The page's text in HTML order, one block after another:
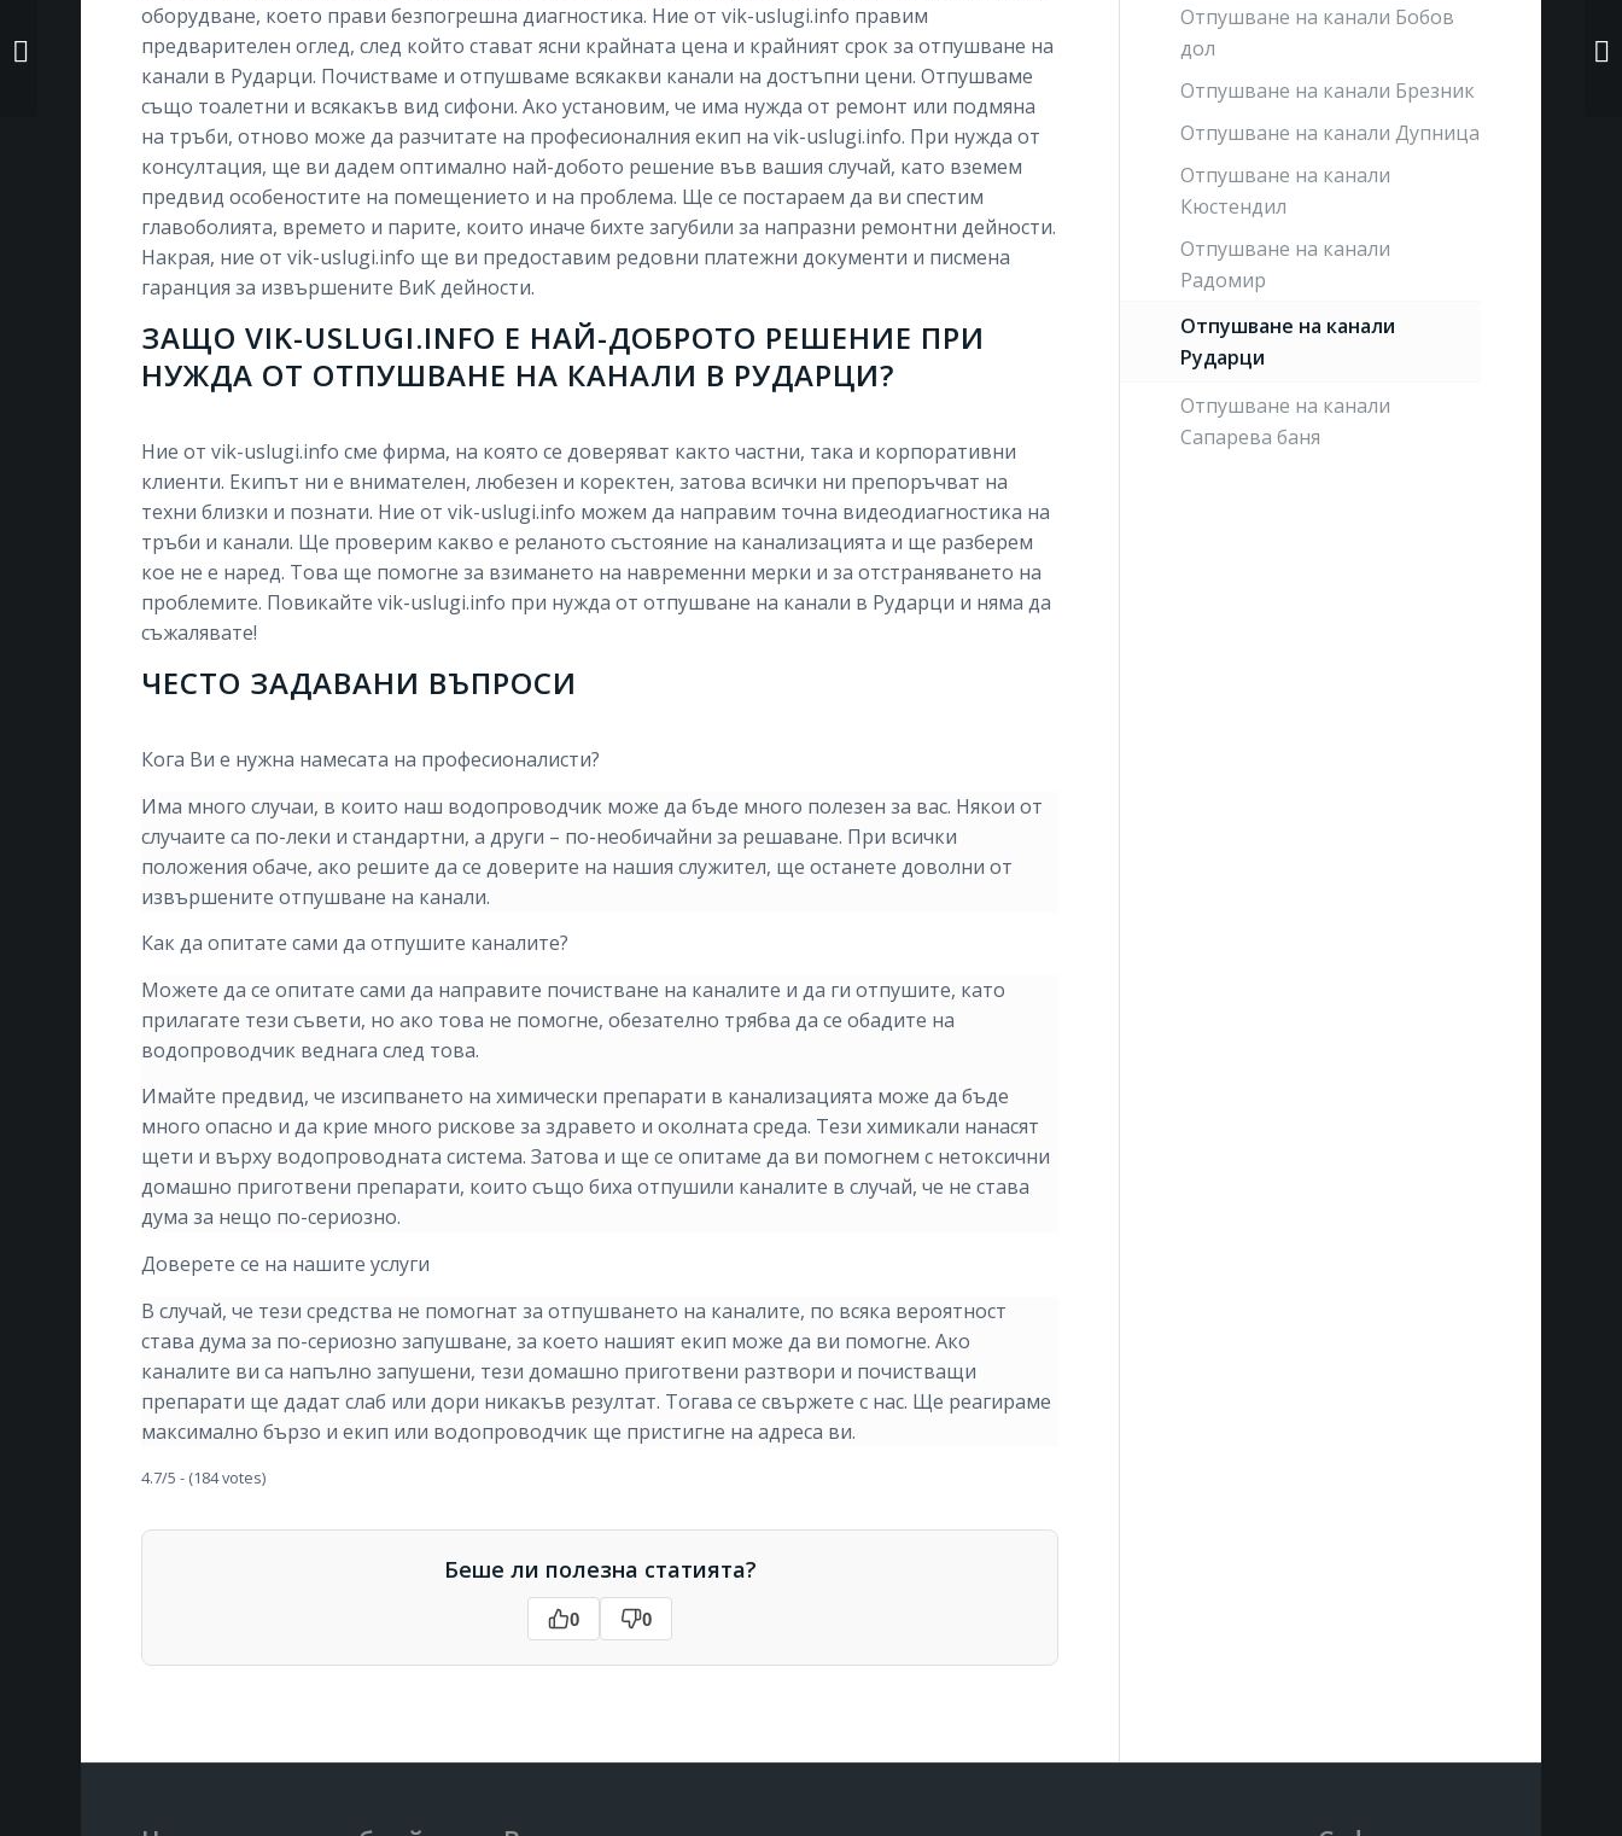
оборудване, което прави безпогрешна диагностика. Ние от vik-uslugi.info правим
предварителен оглед, след който стават ясни крайната цена и крайният срок за отпушване на
канали в Рударци. Почистваме и отпушваме всякакви канали на достъпни цени. Отпушваме
също тоалетни и всякакъв вид сифони. Ако установим, че има нужда от ремонт или подмяна
на тръби, отново може да разчитате на професионалния екип на vik-uslugi.info. При нужда от
консултация, ще ви дадем оптимално най-добото решение във вашия случай, като вземем
предвид особеностите на помещението и на проблема. Ще се постараем да ви спестим
главоболията, времето и парите, които иначе бихте загубили за напразни ремонтни дейности.
Накрая, ние от vik-uslugi.info ще ви предоставим редовни платежни документи и писмена
гаранция за извършените ВиК дейности.
ЗАЩО VIK-USLUGI.INFO Е НАЙ-ДОБРОТО РЕШЕНИЕ ПРИ
НУЖДА ОТ ОТПУШВАНЕ НА КАНАЛИ В РУДАРЦИ?
Ние от vik-uslugi.info сме фирма, на която се доверяват както частни, така и корпоративни
клиенти. Екипът ни е внимателен, любезен и коректен, затова всички ни препоръчват на
техни близки и познати. Ние от vik-uslugi.info можем да направим точна видеодиагностика на
тръби и канали. Ще проверим какво е реланото състояние на канализацията и ще разберем
кое не е наред. Това ще помогне за взимането на навременни мерки и за отстраняването на
проблемите. Повикайте vik-uslugi.info при нужда от отпушване на канали в Рударци и няма да
съжалявате!
ЧЕСТО ЗАДАВАНИ ВЪПРОСИ
Кога Ви е нужна намесата на професионалисти?
Има много случаи, в които наш водопроводчик може да бъде много полезен за вас. Някои от
случаите са по-леки и стандартни, а други – по-необичайни за решаване. При всички
положения обаче, ако решите да се доверите на нашия служител, ще останете доволни от
извършените отпушване на канали.
Как да опитате сами да отпушите каналите?
Можете да се опитате сами да направите почистване на каналите и да ги отпушите, като
прилагате тези съвети, но ако това не помогне, обезателно трябва да се обадите на
водопроводчик веднага след това.
Имайте предвид, че изсипването на химически препарати в канализацията може да бъде
много опасно и да крие много рискове за здравето и околната среда. Тези химикали нанасят
щети и върху водопроводната система. Затова и ще се опитаме да ви помогнем с нетоксични
домашно приготвени препарати, които също биха отпушили каналите в случай, че не става
дума за нещо по-сериозно.
Доверете се на нашите услуги
В случай, че тези средства не помогнат за отпушването на каналите, по всяка вероятност
става дума за по-сериозно запушване, за което нашият екип може да ви помогне. Ако
каналите ви са напълно запушени, тези домашно приготвени разтвори и почистващи
препарати ще дадат слаб или дори никакъв резултат. Тогава се свържете с нас. Ще реагираме
максимално бързо и екип или водопроводчик ще пристигне на адреса ви.
4.7/5 - (184 votes)
Беше ли полезна статията?
0 0
Отпушване на канали Бобов
дол
Отпушване на канали Брезник
Отпушване на канали Дупница
Отпушване на канали
Кюстендил
Отпушване на канали
Радомир
Отпушване на канали
Рударци
Отпушване на канали
Сапарева баня
канали Радомир